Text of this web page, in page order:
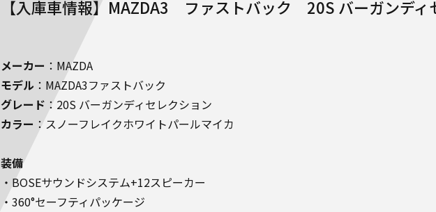
【入庫車情報】MAZDA3 ファストバック 20S バーガンディ
メーカー ：MAZDA
モデル ：MAZDA3ファストバック
グレード ：20S バーガンディセレクション
カラー ：スノーフレイクホワイトパールマイカ
装備
・BOSEサウンドシステム+12スピーカー
・360°セーフティパッケージ